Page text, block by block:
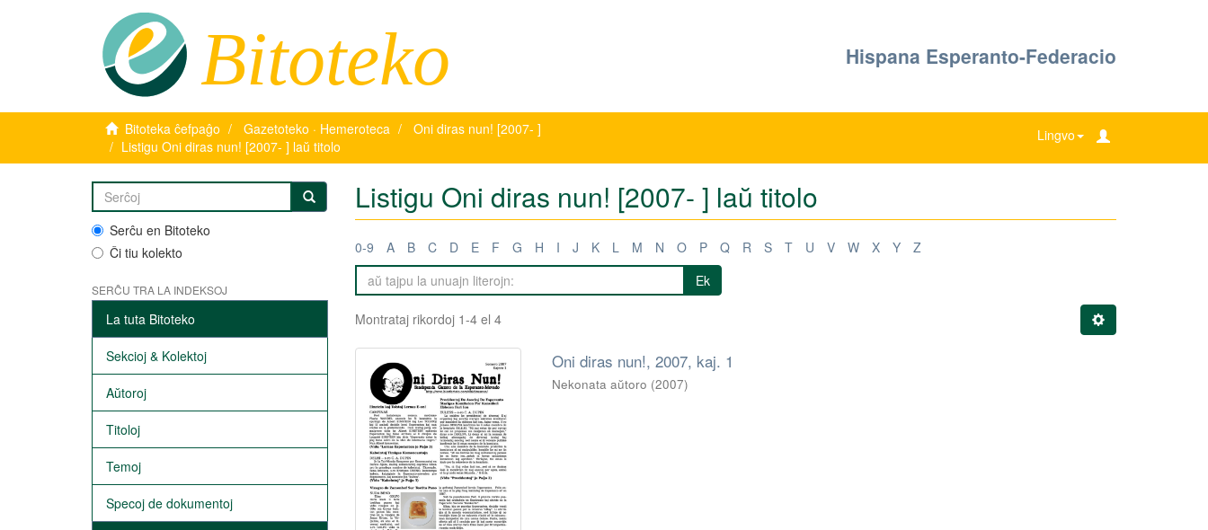
Bitoteko Hispana Esperanto-Federacio
Bitoteka ĉefpaĝo Gazetoteko · Hemeroteca
Oni diras nun! [2007- ]
Listigu Oni diras nun! [2007- ] laŭ titolo
Lingvo
Serĉu en Bitoteko
Ĉi tiu kolekto
SERĈU TRA LA INDEKSOJ
La tuta Bitoteko
Sekcioj & Kolektoj
Aŭtoroj
Titoloj
Temoj
Specoj de dokumentoj
Listigu Oni diras nun! [2007- ] laŭ titolo
0-9 A B C D E F G H I J K L M N O P Q R S T U V W X Y
Z
Ek
Montrataj rikordoj 1-4 el 4
Oni diras nun!, 2007, kaj. 1
Nekonata aŭtoro (2007)